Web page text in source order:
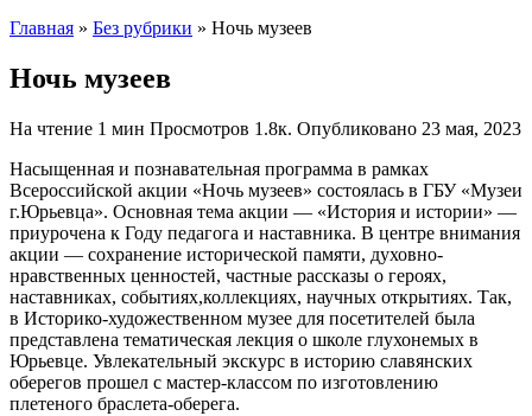
Главная » Без рубрики » Ночь музеев
Ночь музеев
На чтение 1 мин Просмотров 1.8к. Опубликовано 23 мая, 2023
Насыщенная и познавательная программа в рамках
Всероссийской акции «Ночь музеев» состоялась в ГБУ «Музеи
г.Юрьевца». Основная тема акции — «История и истории» —
приурочена к Году педагога и наставника. В центре внимания
акции — сохранение исторической памяти, духовно-
нравственных ценностей, частные рассказы о героях,
наставниках, событиях,коллекциях, научных открытиях. Так,
в Историко-художественном музее для посетителей была
представлена тематическая лекция о школе глухонемых в
Юрьевце. Увлекательный экскурс в историю славянских
оберегов прошел с мастер-классом по изготовлению
плетеного браслета-оберега.